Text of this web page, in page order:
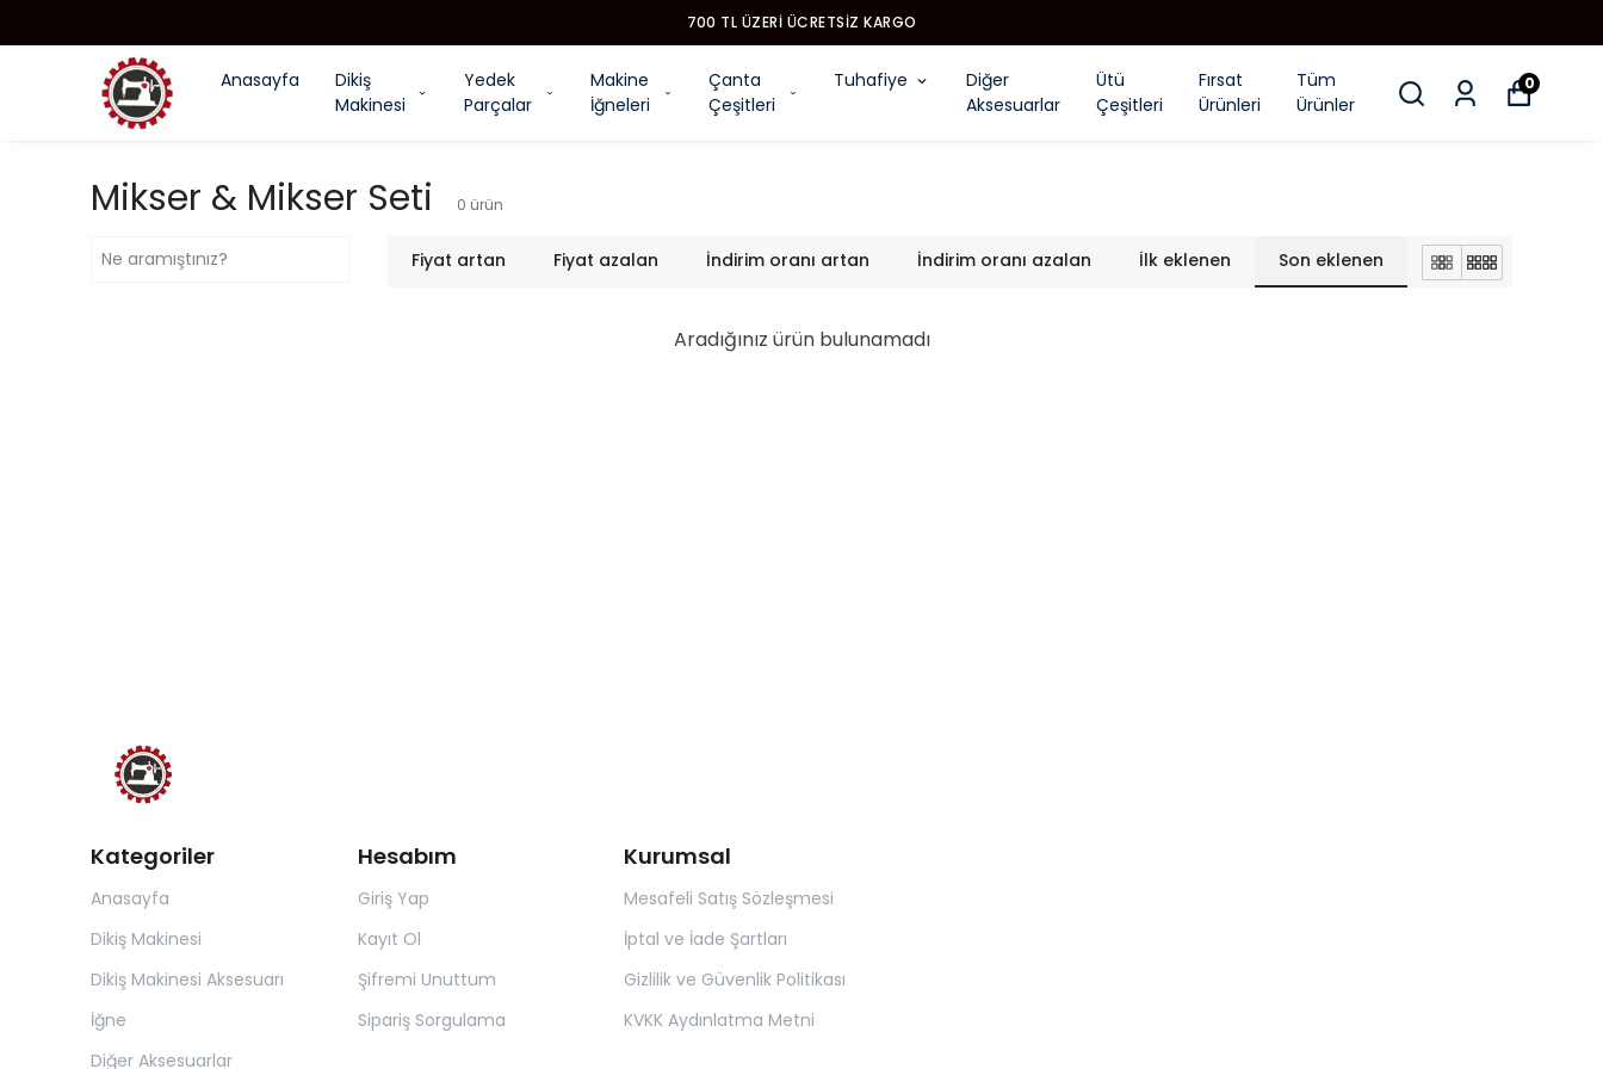
700 TL ÜZERI ÜCRETSIZ KARGO
Anasayfa
Dikiş
Makinesi
Yedek
Parçalar
Makine
İğneleri
Çanta
Çeşitleri
Tuhafiye
Diğer
Aksesuarlar
Ütü
Çeşitleri
Fırsat
Ürünleri
Tüm
Ürünler
0
Mikser & Mikser Seti 0 ürün
Fiyat artan Fiyat azalan İndirim oranı artan İndirim oranı azalan İlk eklenen Son eklenen
Aradığınız ürün bulunamadı
Kategoriler
Anasayfa
Dikiş Makinesi
Dikiş Makinesi Aksesuarı
İğne
Diğer Aksesuarlar
Hesabım
Giriş Yap
Kayıt Ol
Şifremi Unuttum
Sipariş Sorgulama
Kurumsal
Mesafeli Satış Sözleşmesi
İptal ve İade Şartları
Gizlilik ve Güvenlik Politikası
KVKK Aydınlatma Metni